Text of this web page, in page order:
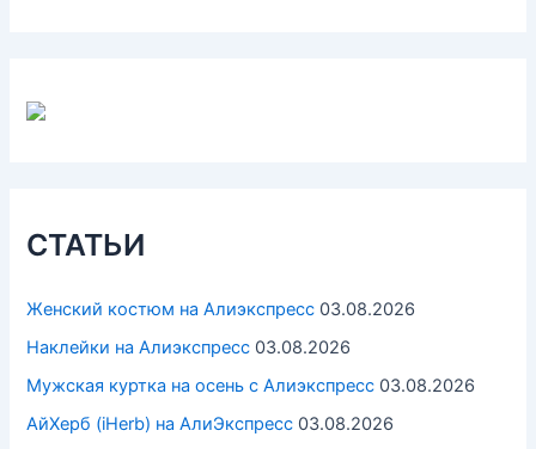
СТАТЬИ
Женский костюм на Алиэкспресс 03.08.2026
Наклейки на Алиэкспресс 03.08.2026
Мужская куртка на осень с Алиэкспресс 03.08.2026
АйХерб (iHerb) на АлиЭкспресс 03.08.2026